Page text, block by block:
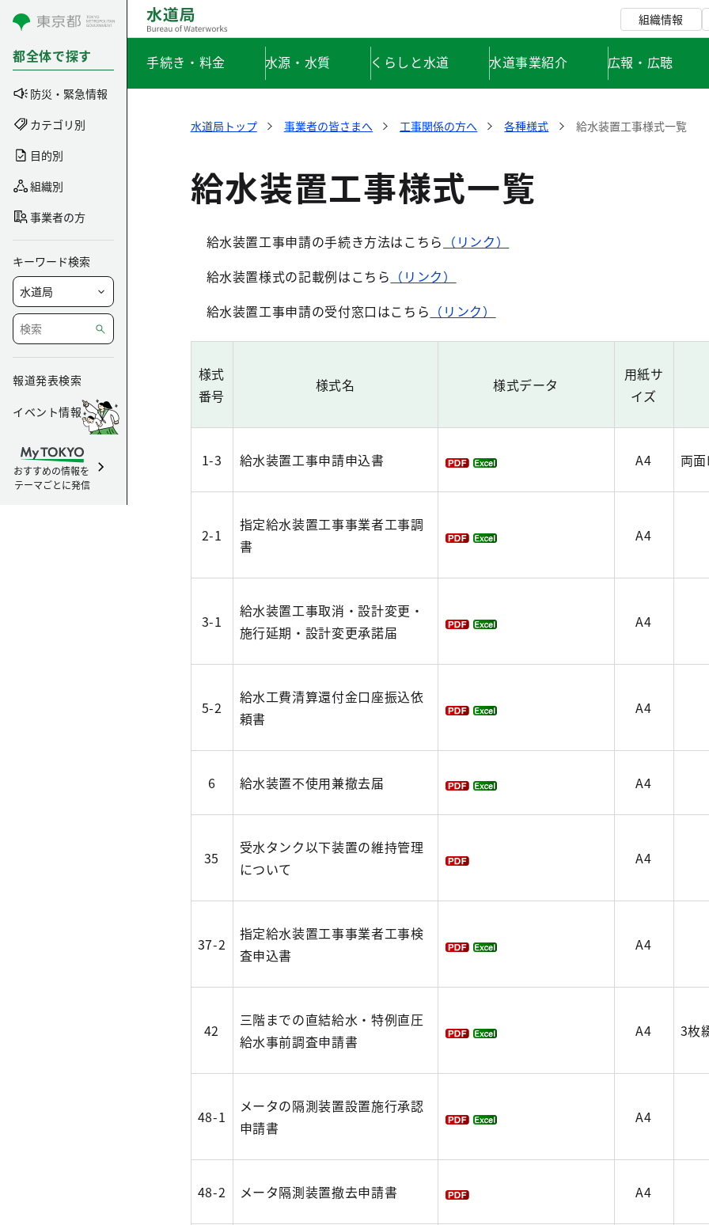
コンテンツにスキップ
都全体で探す
防災・緊急情報
カテゴリ別
目的別
組織別
事業者の方
キーワード検索
報道発表検索
イベント情報
おすすめの情報を
テーマごとに発信
組織情報
手続き・料金 水源・水質 くらしと水道 水道事業紹介 広報・広聴
水道局トップ 事業者の皆さまへ 工事関係の方へ 各種様式 給水装置工事様式一覧
給水装置工事様式一覧
給水装置工事申請の手続き方法はこちら （リンク）
給水装置様式の記載例はこちら （リンク）
給水装置工事申請の受付窓口はこちら （リンク）
様式
番号
様式名 様式データ
用紙サ
イズ
1-3 給水装置工事申請申込書 A4 両
2-1
指定給水装置工事事業者工事調
書
A4
3-1
給水装置工事取消・設計変更・
施行延期・設計変更承諾届
A4
5-2
給水工費清算還付金口座振込依
頼書
A4
6 給水装置不使用兼撤去届 A4
35
受水タンク以下装置の維持管理
について
A4
37-2
指定給水装置工事事業者工事検
査申込書
A4
42
三階までの直結給水・特例直圧
給水事前調査申請書
A4 3枚
48-1
メータの隔測装置設置施行承認
申請書
A4
48-2 メータ隔測装置撤去申請書 A4